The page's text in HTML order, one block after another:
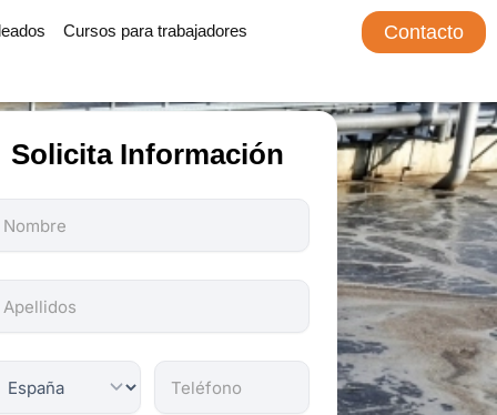
Cursos para trabajadores Contacto
Solicita Información